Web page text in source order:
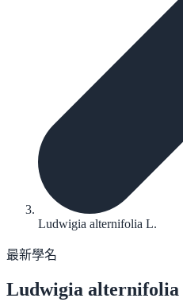
Ludwigia alternifolia L.
最新學名
Ludwigia alternifolia